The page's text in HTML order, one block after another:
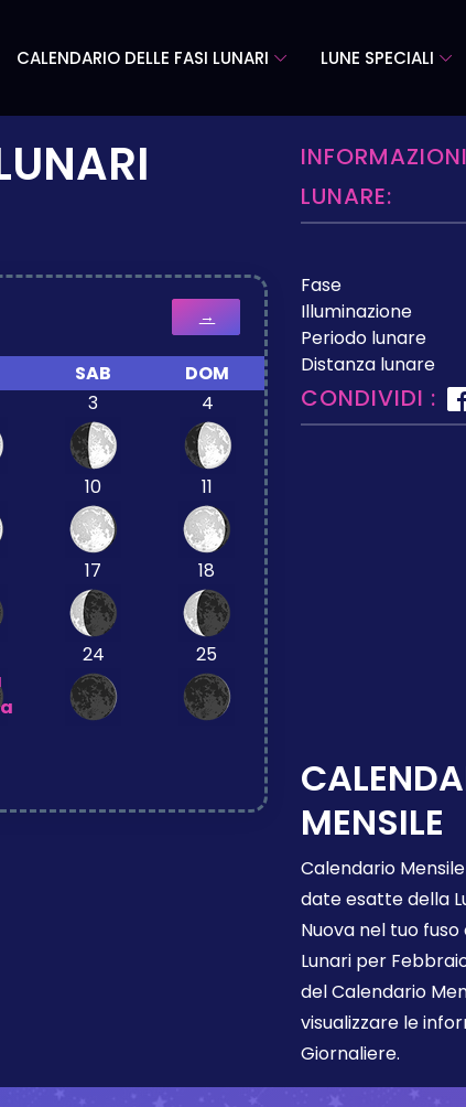
CALENDARIO DELLE FASI LUNARI LUNE SPECIALI
→
SAB
DOM
3 4
10 11
17 18
24 25
LUNARE:
Fase
Illuminazione
Periodo lunare
Distanza lunare
CONDIVIDI :
MENSILE
Calendario
date esatte della
Nuova nel tuo
Lunari per
del Calendario
visualizzare le
Giornaliere.